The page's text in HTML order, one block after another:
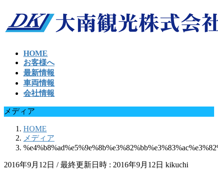
HOME
お客様へ
最新情報
車両情報
会社情報
メディア
HOME
メディア
2016年9月12日 / 最終更新日時 : 2016年9月12日 kikuchi